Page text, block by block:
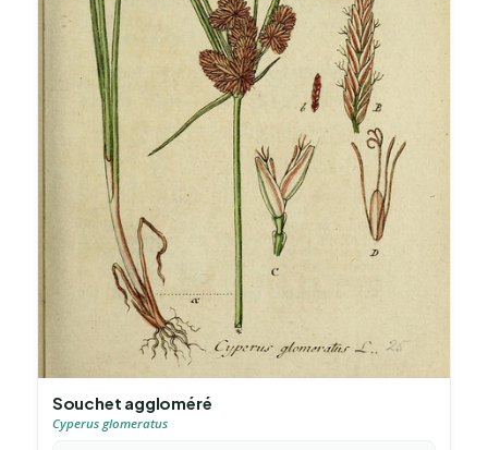
Souchet aggloméré
Cyperus glomeratus